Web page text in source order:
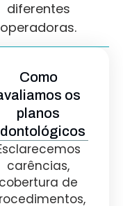
diferentes
operadoras.
Como
os
planos
carências,
cobertura de